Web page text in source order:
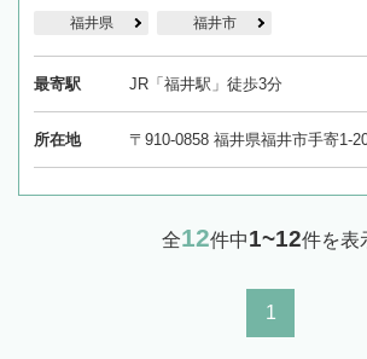
福井県 福井市
最寄駅 JR「福井駅」徒歩3分
所在地 〒910-0858 福井県福井市手寄1-
全12件中1~12件を表
1